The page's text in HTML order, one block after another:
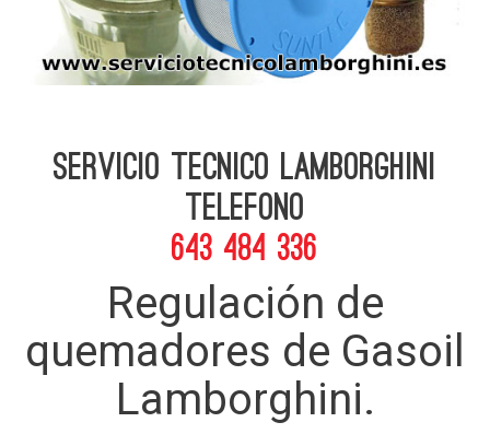
Servicio Tecnico Lamborghini
telefono
643 484 336
Regulación de
quemadores de Gasoil
Lamborghini.